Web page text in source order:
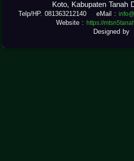
Koto, Kabupaten Tanah
Telp/HP. 081363212140 eMail :
Website : https://
Designed by